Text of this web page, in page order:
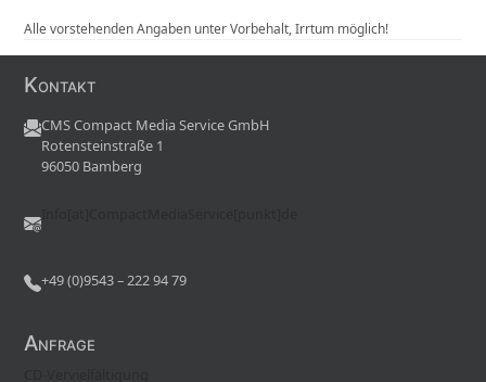
Alle vorstehenden Angaben unter Vorbehalt, Irrtum möglich!
Kontakt
CMS Compact Media Service GmbH
Rotensteinstraße 1
96050 Bamberg
+49 (0)9543 – 222 94 79
Anfrage